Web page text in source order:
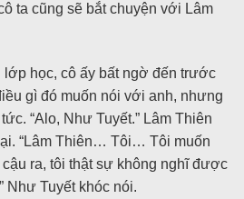
ta cũng sẽ bắt chuyện với Lâm
lớp học, cô ấy bất ngờ đến trước
gì đó muốn nói với anh, nhưng
“Alo, Như Tuyết.” Lâm Thiên
“Lâm Thiên… Tôi… Tôi muốn
ra, tôi thật sự không nghĩ được
Như Tuyết khóc nói.